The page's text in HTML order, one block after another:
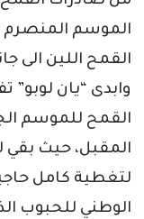
وابدى “يان لوبو”
القمح للموسم
لتغطية كامل
الوطني للحبوب